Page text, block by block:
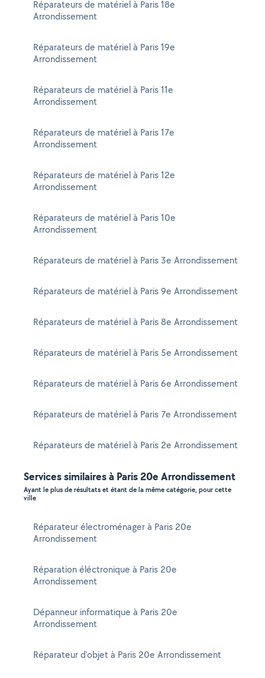
Réparateurs de matériel à Paris 18e
Arrondissement
Réparateurs de matériel à Paris 19e
Arrondissement
Réparateurs de matériel à Paris 11e
Arrondissement
Réparateurs de matériel à Paris 17e
Arrondissement
Réparateurs de matériel à Paris 12e
Arrondissement
Réparateurs de matériel à Paris 10e
Arrondissement
Réparateurs de matériel à Paris 3e Arrondissement
Réparateurs de matériel à Paris 9e Arrondissement
Réparateurs de matériel à Paris 8e Arrondissement
Réparateurs de matériel à Paris 5e Arrondissement
Réparateurs de matériel à Paris 6e Arrondissement
Réparateurs de matériel à Paris 7e Arrondissement
Réparateurs de matériel à Paris 2e Arrondissement
Services similaires à Paris 20e Arrondissement
Ayant le plus de résultats et étant de la même catégorie, pour cette
ville
Réparateur électroménager à Paris 20e
Arrondissement
Réparation éléctronique à Paris 20e
Arrondissement
Dépanneur informatique à Paris 20e
Arrondissement
Réparateur d'objet à Paris 20e Arrondissement